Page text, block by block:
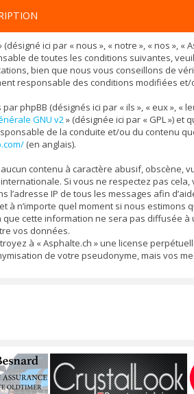
(désigné ici par « nous », « notre », « nos »,
de toutes les conditions suivantes,
bien que nous vous conseillons de
responsable des conditions modifiées et/
phpBB (désignés ici par « ils », « eux », «
GNU v2» (désignée ici par « GPL »)
de la conduite et/ou du contenu
(en anglais).
contenu à caractère abusif, obscène,
Si vous ne respectez pas
l’adresse IP de tous les messages afin
à n’importe quel moment si nous
cette information ne sera pas diffusée
vos données.
à « Asphalte.ch » une license
de votre pseudonyme, mais vos